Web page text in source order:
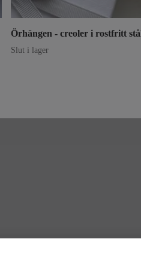
Örhängen - creoler i rostfritt
Slut i lager